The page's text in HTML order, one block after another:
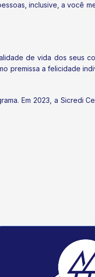
inclusive, a você
de vida dos seus
premissa a felicidade
Em 2023, a Sicredi